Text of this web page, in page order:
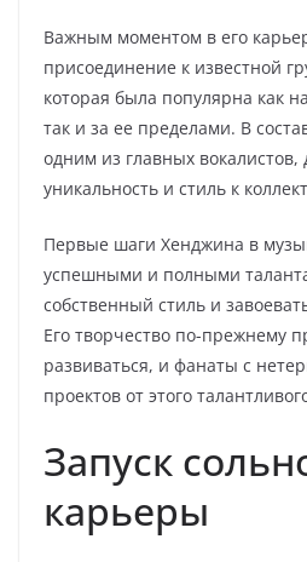
Важным моментом в его
присоединение к известной
которая была популярна как
так и за ее пределами. В
одним из главных вокалистов,
уникальность и стиль к
Первые шаги Хенджина в
успешными и полными
собственный стиль и
Его творчество по-прежнему
развиваться, и фанаты с
проектов от этого
Запуск
карьеры